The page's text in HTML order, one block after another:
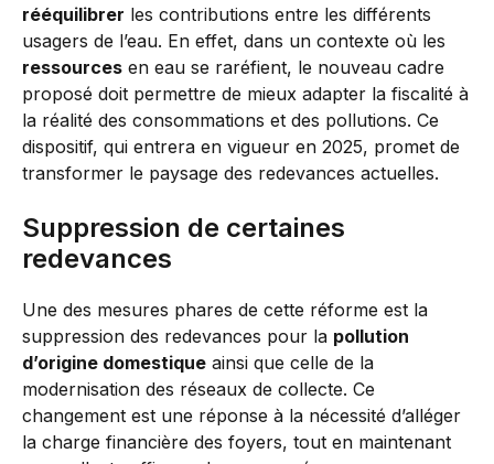
rééquilibrer les contributions entre les différents
usagers de l’eau. En effet, dans un contexte où les
ressources en eau se raréfient, le nouveau cadre
proposé doit permettre de mieux adapter la fiscalité à
la réalité des consommations et des pollutions. Ce
dispositif, qui entrera en vigueur en 2025, promet de
transformer le paysage des redevances actuelles.
Suppression de certaines
redevances
Une des mesures phares de cette réforme est la
suppression des redevances pour la pollution
d’origine domestique ainsi que celle de la
modernisation des réseaux de collecte. Ce
changement est une réponse à la nécessité d’alléger
la charge financière des foyers, tout en maintenant